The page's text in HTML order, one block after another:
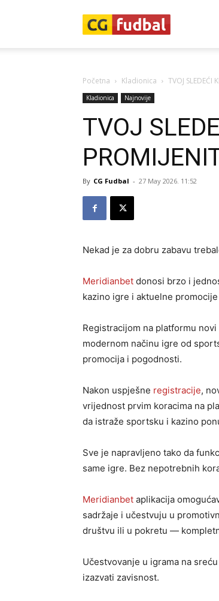
Početna Kladionica TVOJ SLEDEĆI
Kladionica Najnovije
TVOJ
By CG Fudbal - 27 May 2026. 11:52
Nekad je za dobru zabavu
Meridianbet donosi brzo i
kazino igre i aktuelne
Registracijom na platformu
modernom načinu igre od
promocija i pogodnosti.
Nakon uspješne registracije,
vrijednost prvim koracima na
da istraže sportsku i kazino
Sve je napravljeno tako da
same igre. Bez nepotrebnih
Meridianbet aplikacija
sadržaje i učestvuju u
društvu ili u pokretu —
Učestvovanje u igrama na
izazvati zavisnost.